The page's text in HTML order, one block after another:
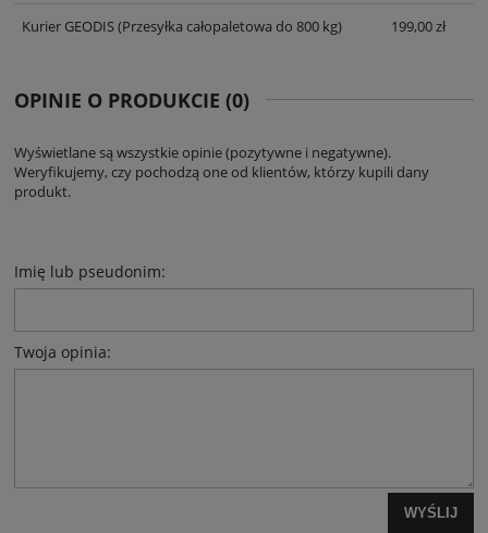
Kurier GEODIS(Przesyłka całopaletowa do 800 kg) 199,00 zł
OPINIE O PRODUKCIE (0)
Wyświetlane są wszystkie opinie (pozytywne i negatywne).
Weryfikujemy, czy pochodzą one od klientów, którzy kupili dany
produkt.
Imię lub pseudonim:
Twoja opinia:
WYŚLIJ